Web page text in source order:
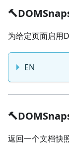
为给定页面启用
EN
返回一个文档快